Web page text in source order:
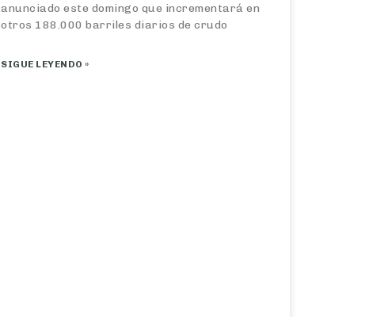
anunciado este domingo que incrementará en
otros 188.000 barriles diarios de crudo
SIGUE LEYENDO »